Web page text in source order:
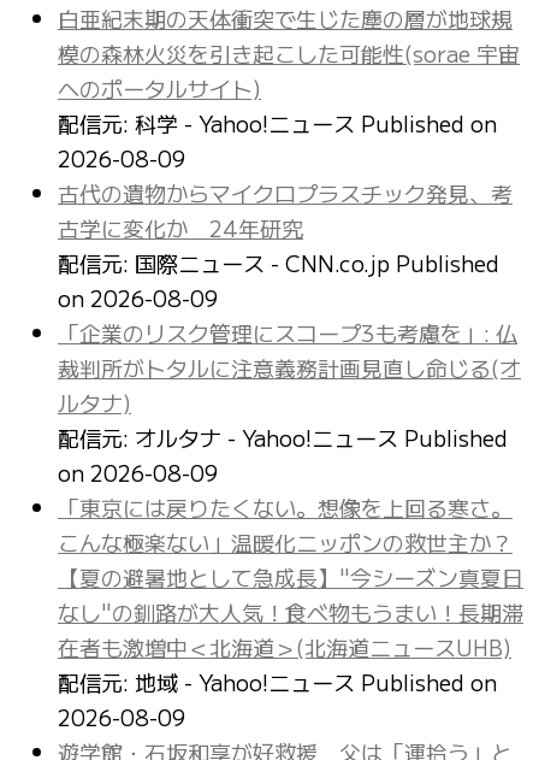
白亜紀末期の天体衝突で生じた塵の層が地球規
模の森林火災を引き起こした可能性(sorae 宇宙
へのポータルサイト)
配信元: 科学 - Yahoo!ニュース Published on
2026-08-09
古代の遺物からマイクロプラスチック発見、考
古学に変化か 24年研究
配信元: 国際ニュース - CNN.co.jp Published
on 2026-08-09
「企業のリスク管理にスコープ3も考慮を」: 仏
裁判所がトタルに注意義務計画見直し命じる(オ
ルタナ)
配信元: オルタナ - Yahoo!ニュース Published
on 2026-08-09
「東京には戻りたくない。想像を上回る寒さ。
こんな極楽ない」温暖化ニッポンの救世主か？
【夏の避暑地として急成長】"今シーズン真夏日
なし"の釧路が大人気！食べ物もうまい！長期滞
在者も激増中＜北海道＞(北海道ニュースUHB)
配信元: 地域 - Yahoo!ニュース Published on
2026-08-09
遊学館・石坂和享が好救援 父は「運拾う」と